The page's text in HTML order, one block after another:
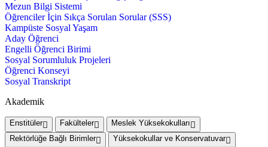
Mezun Bilgi Sistemi
Öğrenciler İçin Sıkça Sorulan Sorular (SSS)
Kampüste Sosyal Yaşam
Aday Öğrenci
Engelli Öğrenci Birimi
Sosyal Sorumluluk Projeleri
Öğrenci Konseyi
Sosyal Transkript
Akademik
Enstitüler Fakülteler
Meslek Yüksekokulları
Rektörlüğe Bağlı Birimler
Yüksekokullar ve Konservatuvar